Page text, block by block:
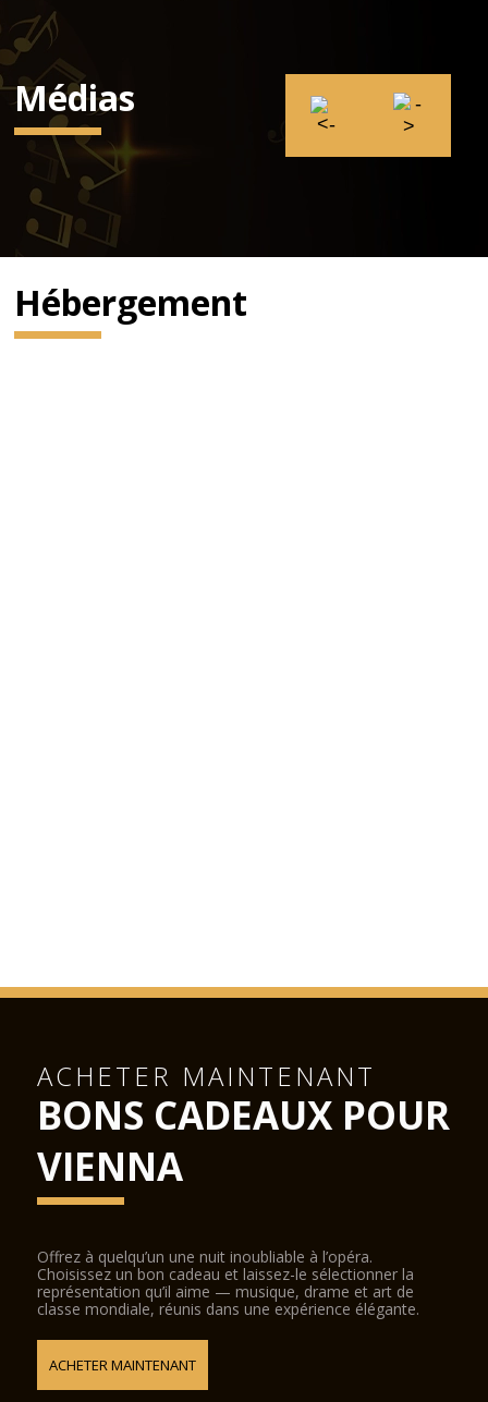
Médias
Hébergement
ACHETER MAINTENANT
BONS CADEAUX POUR
VIENNA
Offrez à quelqu’un une nuit inoubliable à l’opéra.
Choisissez un bon cadeau et laissez-le sélectionner la
représentation qu’il aime — musique, drame et art de
classe mondiale, réunis dans une expérience élégante.
ACHETER MAINTENANT